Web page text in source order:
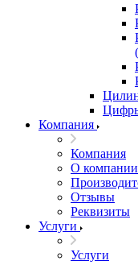
Компания
Компания
О компании
Отзывы
Реквизиты
Услуги
Услуги